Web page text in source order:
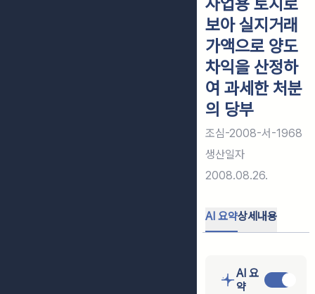
보아 실지거래
가액으로 양도
차익을 산정하
여 과세한 처분
의 당부
조심-2008-서-1968
생산일자
2008.08.26.
AI 요약상세내용
AI 요
약